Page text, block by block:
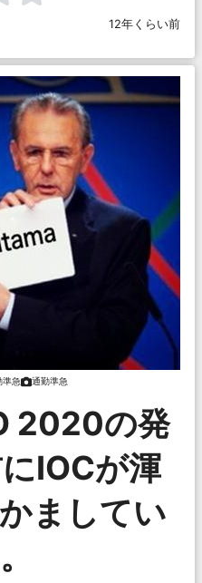
12年くらい前
準急 通勤準急
2020の発
IOCが渾
ましてい